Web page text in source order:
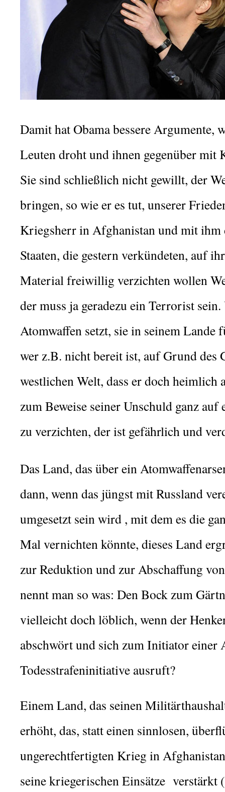
Damit hat Obama bessere Argumente,
Leuten droht und ihnen gegenüber mit
Sie sind schließlich nicht gewillt, der
bringen, so wie er es tut, unserer
Kriegsherr in Afghanistan und mit
Staaten, die gestern verkündeten, auf
Material freiwillig verzichten wollen
der muss ja geradezu ein Terrorist
Atomwaffen setzt, sie in seinem Lande
wer z.B. nicht bereit ist, auf Grund des
westlichen Welt, dass er doch heimlich
zum Beweise seiner Unschuld ganz
zu verzichten, der ist gefährlich und
Das Land, das über ein
dann, wenn das jüngst mit Russland
umgesetzt sein wird , mit demes die
Mal vernichten könnte, dieses Land
zurReduktion und zur Abschaffung
nennt man so was: Den Bock zum
vielleicht doch löblich, wenn der
abschwört und sich zum Initiator einer
Todesstrafeninitiative ausruft?
Einem Land, das seinen
erhöht, das, statt einen sinnlosen,
ungerechtfertigten Krieg in
seine kriegerischen Einsätze verstärkt